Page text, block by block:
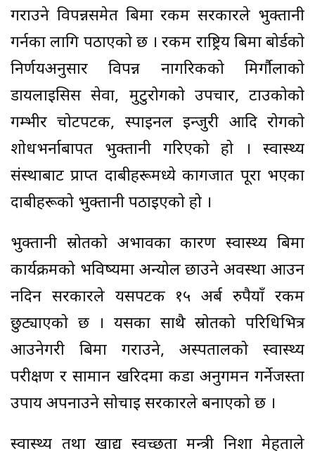
गराउने विपन्नसमेत बिमा रकम सरकारले भुक्तानी
गर्नका लागि पठाएको छ । रकम राष्ट्रिय बिमा बोर्डको
निर्णयअनुसार विपन्न नागरिकको मिर्गौलाको
डायलाइसिस सेवा, मुटुरोगको उपचार, टाउकोको
गम्भीर चोटपटक, स्पाइनल इन्जुरी आदि रोगको
शोधभर्नाबापत भुक्तानी गरिएको हो । स्वास्थ्य
संस्थाबाट प्राप्त दाबीहरूमध्ये कागजात पूरा भएका
दाबीहरूको भुक्तानी पठाइएको हो ।
भुक्तानी स्रोतको अभावका कारण स्वास्थ्य बिमा
कार्यक्रमको भविष्यमा अन्योल छाउने अवस्था आउन
नदिन सरकारले यसपटक १५ अर्ब रुपैयाँ रकम
छुट्याएको छ । यसका साथै स्रोतको परिधिभित्र
आउनेगरी बिमा गराउने, अस्पतालको स्वास्थ्य
परीक्षण र सामान खरिदमा कडा अनुगमन गर्नेजस्ता
उपाय अपनाउने सोचाइ सरकारले बनाएको छ ।
स्वास्थ्य तथा खाद्य स्वच्छता मन्त्री निशा मेहताले